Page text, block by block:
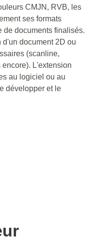
CMJN, RVB, les
ses formats
de documents finalisés.
document 2D ou
(scanline,
L'extension
au logiciel ou au
développer et le